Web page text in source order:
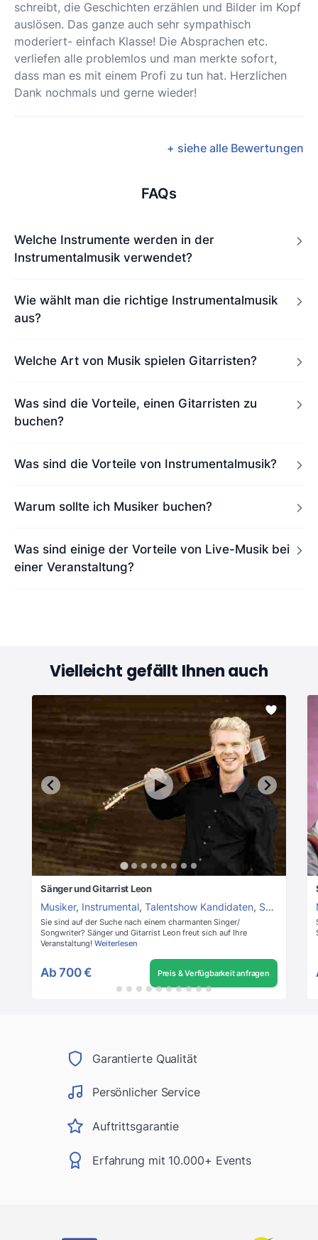
schreibt, die Geschichten erzählen und Bilder im Kopf
auslösen. Das ganze auch sehr sympathisch
moderiert- einfach Klasse! Die Absprachen etc.
verliefen alle problemlos und man merkte sofort,
dass man es mit einem Profi zu tun hat. Herzlichen
Dank nochmals und gerne wieder!
+ siehe alle Bewertungen
FAQs
Welche Instrumente werden in der
Instrumentalmusik verwendet?
Wie wählt man die richtige Instrumentalmusik
aus?
Welche Art von Musik spielen Gitarristen?
Was sind die Vorteile, einen Gitarristen zu
buchen?
Was sind die Vorteile von Instrumentalmusik?
Warum sollte ich Musiker buchen?
Was sind einige der Vorteile von Live-Musik bei
einer Veranstaltung?
Vielleicht gefällt Ihnen auch
Sänger und Gitarrist Leon
Musiker, Instrumental, Talentshow Kandidaten, Sänger
Sie sind auf der Suche nach einem charmanten Singer/
Songwriter? Sänger und Gitarrist Leon freut sich auf Ihre
Veranstaltung! Weiterlesen
Ab 700 € Preis & Verfügbarkeit anfragen
Garantierte Qualität
Persönlicher Service
Auftrittsgarantie
Erfahrung mit 10.000+ Events